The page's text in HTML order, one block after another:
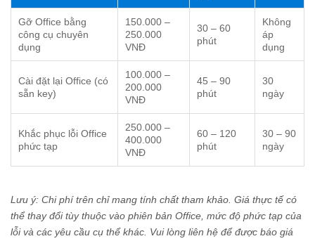
Gỡ Office bằng
công cụ chuyên
dụng
150.000 –
250.000
VNĐ
30 – 60
phút
Không
áp
dụng
Cài đặt lại Office (có
sẵn key)
100.000 –
200.000
VNĐ
45 – 90
phút
30
ngày
Khắc phục lỗi Office
phức tạp
250.000 –
400.000
VNĐ
60 – 120
phút
30 – 90
ngày
Lưu ý: Chi phí trên chỉ mang tính chất tham khảo. Giá thực tế có
thể thay đổi tùy thuộc vào phiên bản Office, mức độ phức tạp của
lỗi và các yêu cầu cụ thể khác. Vui lòng liên hệ để được báo giá